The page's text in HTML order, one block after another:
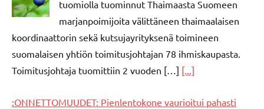
tuomiolla tuominnut Thaimaasta Suomeen
marjanpoimijoita välittäneen thaimaalaisen
koordinaattorin sekä kutsujayrityksenä toimineen
suomalaisen yhtiön toimitusjohtajan 78 ihmiskaupasta.
Toimitusjohtaja tuomittiin 2 vuoden […] [...]
:ONNETTOMUUDET: Pienlentokone vaurioitui pahasti